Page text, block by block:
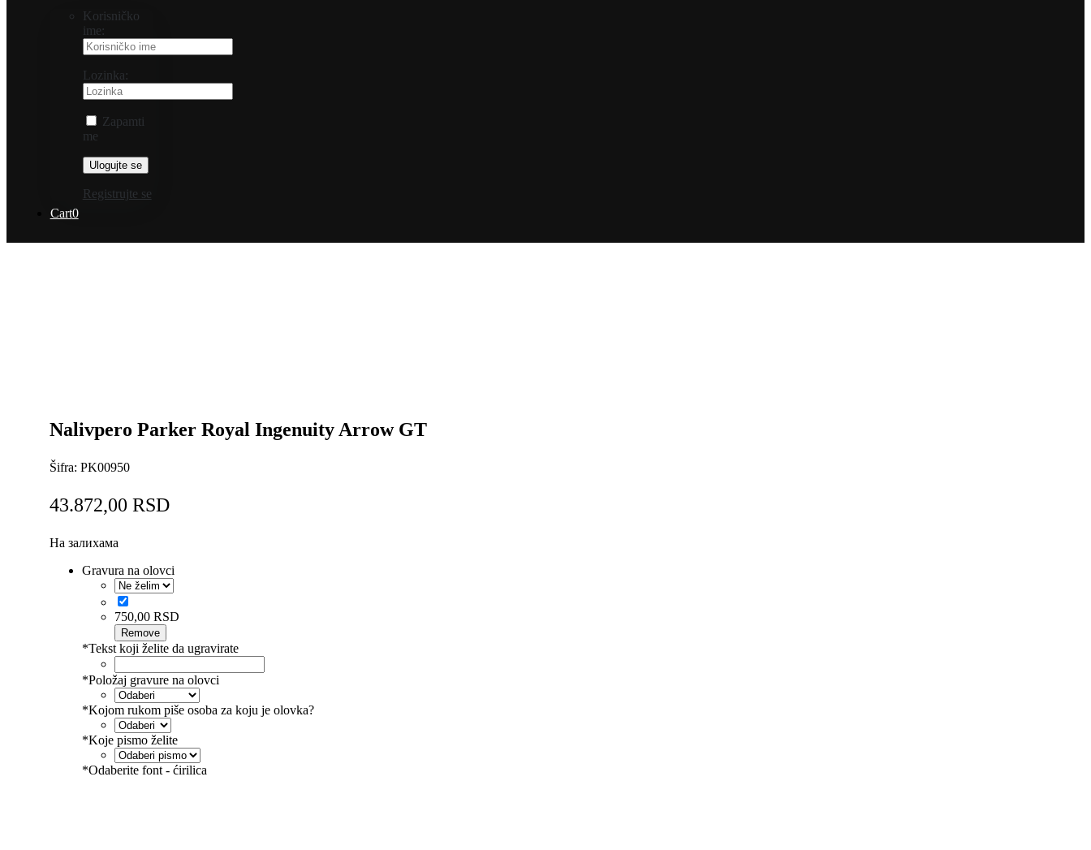
Korisničko
ime:
Lozinka:
Zapamti
me
Registrujte se
Cart0
Nalivpero Parker Royal Ingenuity Arrow GT
Šifra: PK00950
43.872,00 RSD
На залихама
Gravura na olovci
750,00 RSD
Remove
*Tekst koji želite da ugravirate
*Položaj gravure na olovci
*Kojom rukom piše osoba za koju je olovka?
*Koje pismo želite
*Odaberite font - ćirilica